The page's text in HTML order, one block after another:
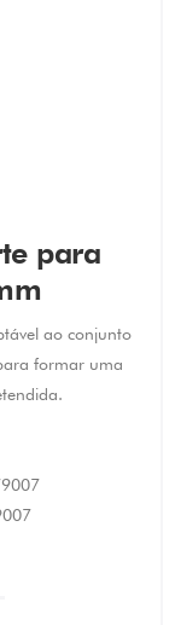
para
ao conjunto
formar uma